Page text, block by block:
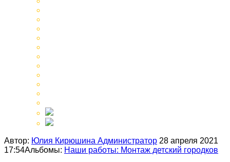
Автор: Юлия Кирюшина Администратор 28 апреля 2021
17:54Альбомы: Наши работы: Монтаж детский городков